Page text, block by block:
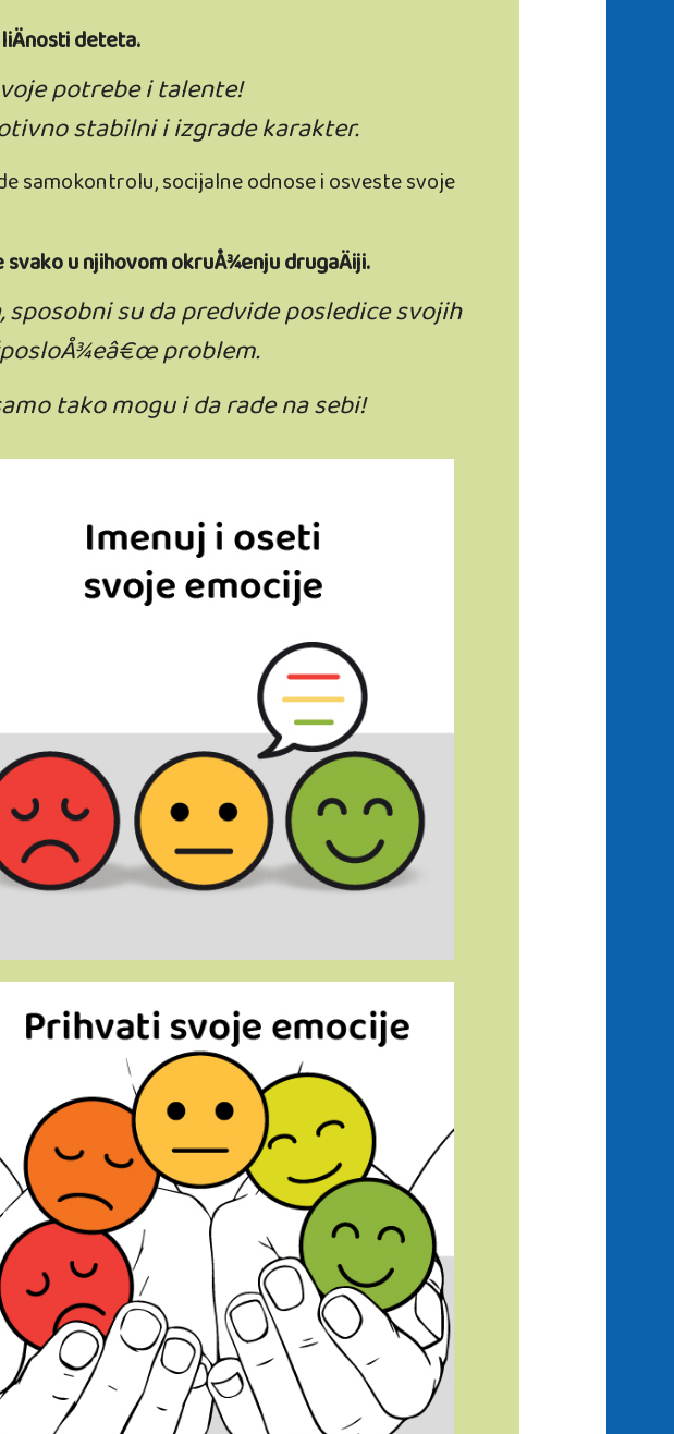
deteta.
potrebe i talente!
stabilni i izgrade karakter.
samokontrolu, socijalne odnose i osveste svoje
u njihovom okruÅ¾enju drugaÄiji.
su da predvide posledice svojih
problem.
tako mogu i da rade na sebi!